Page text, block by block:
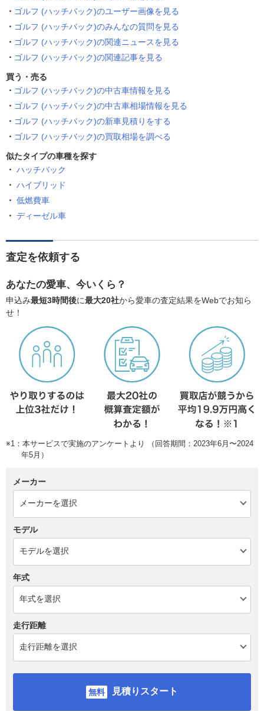
ゴルフ (ハッチバック)のユーザー画像を見る
ゴルフ (ハッチバック)のみんなの質問を見る
ゴルフ (ハッチバック)の関連ニュースを見る
ゴルフ (ハッチバック)の関連記事を見る
買う・売る
ゴルフ (ハッチバック)の中古車情報を見る
ゴルフ (ハッチバック)の中古車相場情報を見る
ゴルフ (ハッチバック)の新車見積りをする
ゴルフ (ハッチバック)の買取相場を調べる
似たタイプの車種を探す
ハッチバック
ハイブリッド
低燃費車
ディーゼル車
査定を依頼する
あなたの愛車、今いくら？
申込み最短3時間後に最大20社から愛車の査定結果をWebでお知ら
せ！
※1：本サービスで実施のアンケートより （回答期間：2023年6月〜2024
年5月）
メーカー
モデル
年式
走行距離
見積りスタート